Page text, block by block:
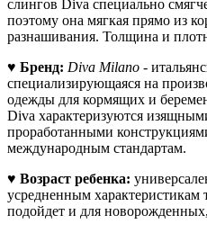
слингов Diva специально
поэтому она мягкая прямо из
разнашивания. Толщина и
♥ Бренд: Diva Milano -
специализирующаяся на
одежды для кормящих и
Diva характеризуются
проработанными
международным стандартам.
♥ Возраст ребенка:
усредненным
подойдет и для